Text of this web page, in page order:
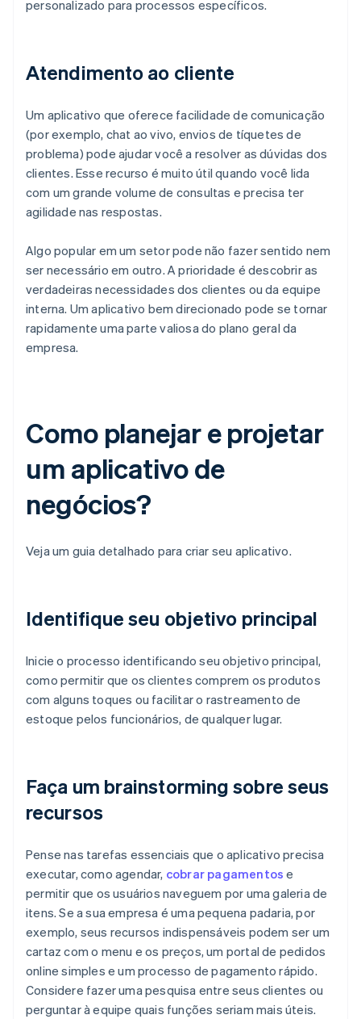
personalizado para processos específicos.
Atendimento ao cliente
Um aplicativo que oferece facilidade de comunicação
(por exemplo, chat ao vivo, envios de tíquetes de
problema) pode ajudar você a resolver as dúvidas dos
clientes. Esse recurso é muito útil quando você lida
com um grande volume de consultas e precisa ter
agilidade nas respostas.
Algo popular em um setor pode não fazer sentido nem
ser necessário em outro. A prioridade é descobrir as
verdadeiras necessidades dos clientes ou da equipe
interna. Um aplicativo bem direcionado pode se tornar
rapidamente uma parte valiosa do plano geral da
empresa.
Como planejar e projetar
um aplicativo de
negócios?
Veja um guia detalhado para criar seu aplicativo.
Identifique seu objetivo principal
Inicie o processo identificando seu objetivo principal,
como permitir que os clientes comprem os produtos
com alguns toques ou facilitar o rastreamento de
estoque pelos funcionários, de qualquer lugar.
Faça um brainstorming sobre seus
recursos
Pense nas tarefas essenciais que o aplicativo precisa
executar, como agendar, cobrar pagamentos e
permitir que os usuários naveguem por uma galeria de
itens. Se a sua empresa é uma pequena padaria, por
exemplo, seus recursos indispensáveis podem ser um
cartaz com o menu e os preços, um portal de pedidos
online simples e um processo de pagamento rápido.
Considere fazer uma pesquisa entre seus clientes ou
perguntar à equipe quais funções seriam mais úteis.